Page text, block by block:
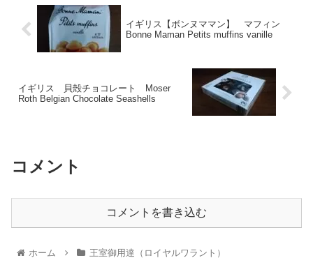
イギリス【ボンヌママン】 マフィン
Bonne Maman Petits muffins vanille
イギリス 貝殻チョコレート Moser
Roth Belgian Chocolate Seashells
コメント
コメントを書き込む
ホーム 王室御用達（ロイヤルワラント）